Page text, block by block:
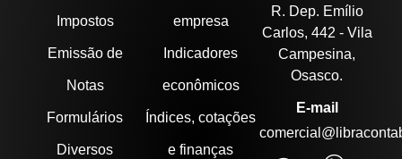
Impostos
Emissão de
Notas
Formulários
Diversos
empresa
Indicadores
econômicos
Índices, cotações
e finanças
R. Dep. Emílio
Carlos, 442 - Vila
Campesina,
Osasco.
E-mail